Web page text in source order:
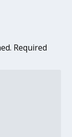
Required